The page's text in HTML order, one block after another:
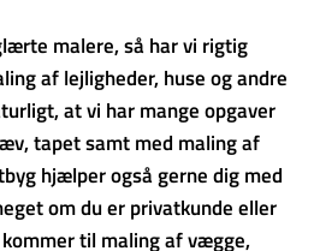
malere, så har vi rigtig
af lejligheder, huse og andre
at vi har mange opgaver
tapet samt med maling af
hjælper også gerne dig med
om du er privatkunde eller
til maling af vægge,